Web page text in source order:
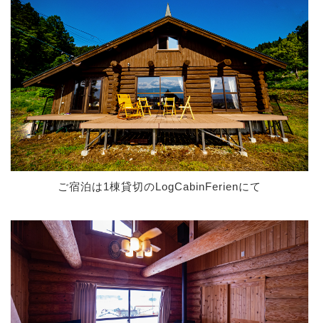
ご宿泊は1棟貸切のLogCabinFerienにて